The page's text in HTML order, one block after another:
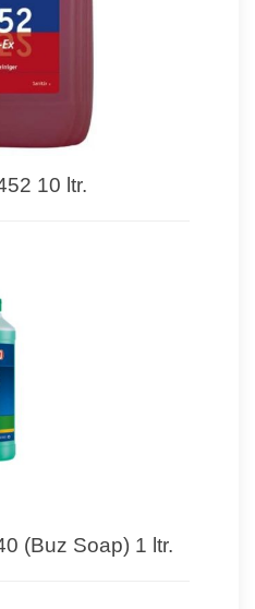
10 ltr.
(Buz Soap) 1 ltr.